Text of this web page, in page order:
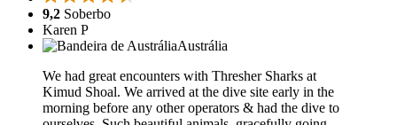
9,2 Soberbo
Karen P
Austrália
We had great encounters with Thresher Sharks at
Kimud Shoal. We arrived at the dive site early in the
morning before any other operators & had the dive to